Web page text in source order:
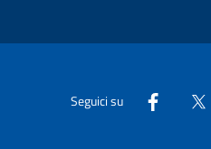
Seguici su